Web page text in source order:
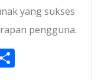
yang sukses
pengguna.